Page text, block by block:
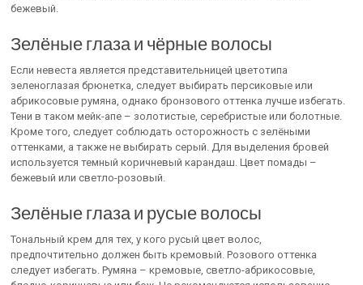
бежевый.
Зелёные глаза и чёрные волосы
Если невеста является представительницей цветотипа
зеленоглазая брюнетка, следует выбирать персиковые или
абрикосовые румяна, однако бронзового оттенка лучше избегать.
Тени в таком мейк-апе – золотистые, серебристые или болотные.
Кроме того, следует соблюдать осторожность с зелёными
оттенками, а также не выбирать серый. Для выделения бровей
используется темный коричневый карандаш. Цвет помады –
бежевый или светло-розовый.
Зелёные глаза и русые волосы
Тональный крем для тех, у кого русый цвет волос,
предпочтительно должен быть кремовый. Розового оттенка
следует избегать. Румяна – кремовые, светло-абрикосовые,